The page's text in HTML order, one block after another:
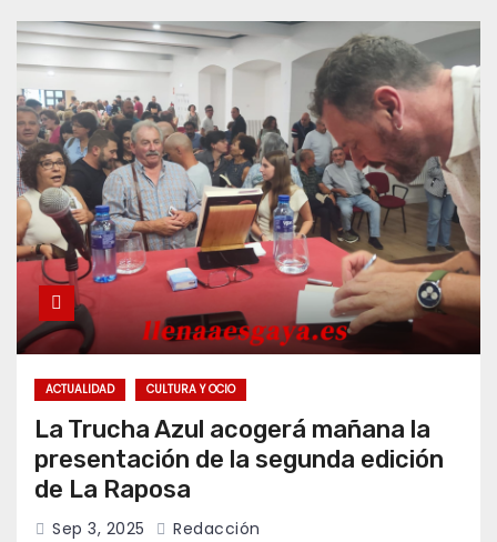
ACTUALIDAD CULTURA Y OCIO
La Trucha Azul acogerá mañana la
presentación de la segunda edición
de La Raposa
Sep 3, 2025 Redacción